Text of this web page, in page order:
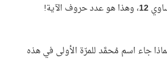
12، وهذا هو عدد حروف الآية!
جاء اسم مُحمَّد للمرّة الأولى في هذه